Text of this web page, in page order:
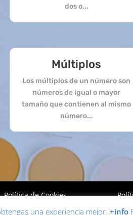
dos o...
Múltiplos
Los múltiplos de un número son
números de igual o mayor
tamaño que contienen al mismo
número...
Política de Cookies
una experiencia mejor. +info